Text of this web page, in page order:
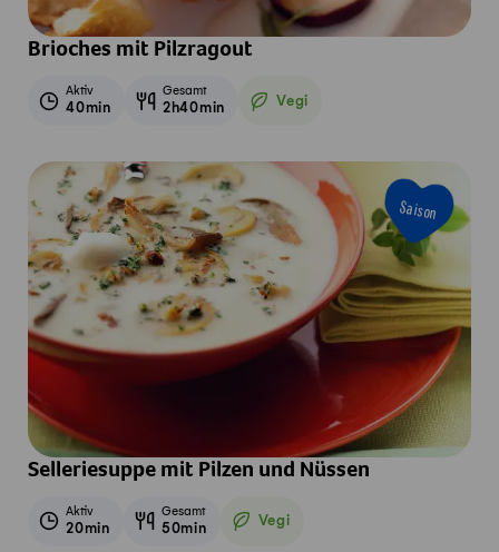
Brioches mit Pilzragout
Aktiv
40min
Gesamt
2h40min Vegi
Vegetarisch
Saison
Selleriesuppe mit Pilzen und Nüssen
Aktiv
20min
Gesamt
50min Vegi
Vegetarisch